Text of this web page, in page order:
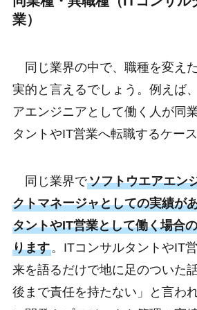
業）
同じ業界の中で、職種を変え
実的と言えるでしょう。例えば
アエンジニアとして働く人が同
タントやIT営業へ転職するケース
同じ業界でソフトウエアエン
クトマネージャとしての実績が
タントやIT営業として働く場合
ります。ITコンサルタントやIT
来を語るだけで地に足のついた
後まで責任を持たない」と言わ